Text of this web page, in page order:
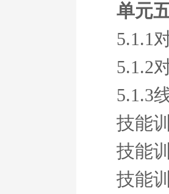
单元
5.1.1
5.1.2
5.1.3
技能
技能
技能